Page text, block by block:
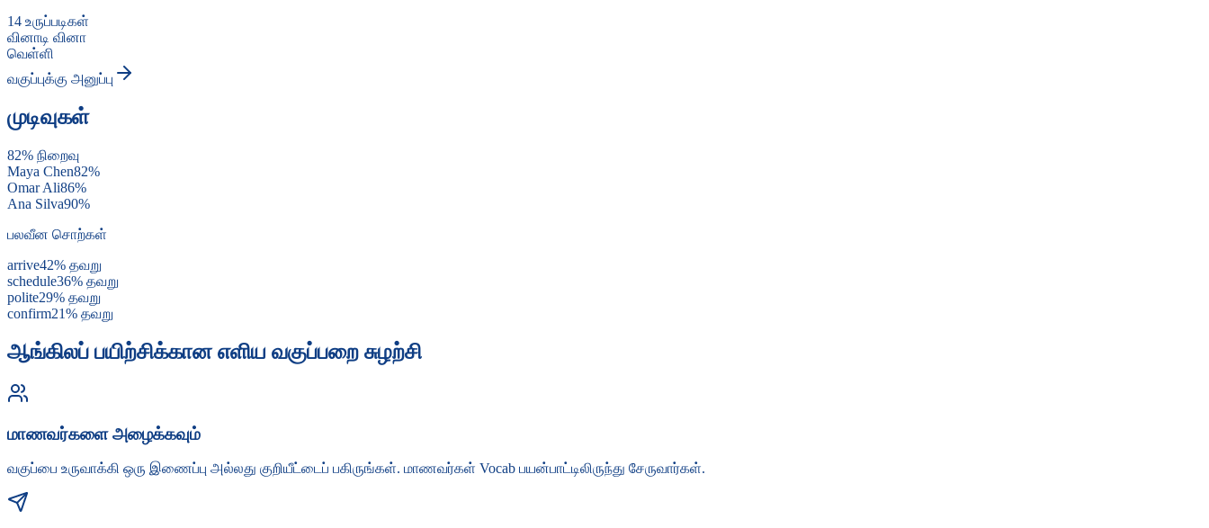
14 உருப்படிகள்
வினாடி வினா
வெள்ளி
வகுப்புக்கு அனுப்பு
முடிவுகள்
82% நிறைவு
Maya Chen82%
Omar Ali86%
Ana Silva90%
பலவீன சொற்கள்
arrive42% தவறு
schedule36% தவறு
polite29% தவறு
confirm21% தவறு
ஆங்கிலப் பயிற்சிக்கான எளிய வகுப்பறை சுழற்சி
மாணவர்களை அழைக்கவும்
வகுப்பை உருவாக்கி ஒரு இணைப்பு அல்லது குறியீட்டைப் பகிருங்கள். மாணவர்கள் Vocab பயன்பாட்டிலிருந்து சேருவார்கள்.